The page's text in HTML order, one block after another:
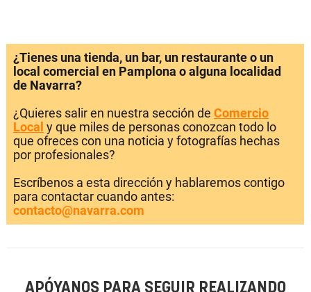
¿Tienes una tienda, un bar, un restaurante o un
local comercial en Pamplona o alguna localidad
de Navarra?
¿Quieres salir en nuestra sección de Comercio
Local y que miles de personas conozcan todo lo
que ofreces con una noticia y fotografías hechas
por profesionales?
Escríbenos a esta dirección y hablaremos contigo
para contactar cuando antes:
contacto@navarra.com
APÓYANOS PARA SEGUIR REALIZANDO